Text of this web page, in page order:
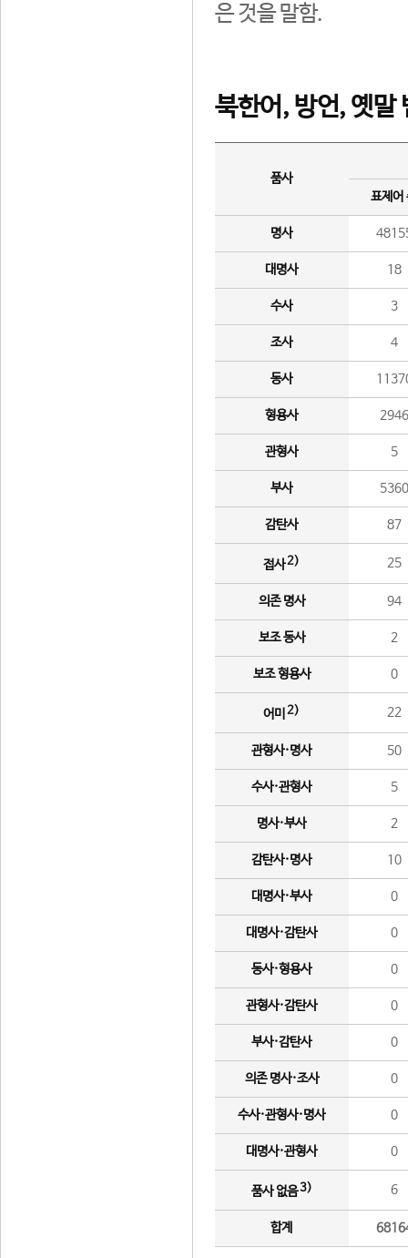
은 것을 말함.
북한어, 방언, 옛말
품사
표제어
명사
대명사 18
수사 3
조사 4
동사
형용사 2946
관형사 5
부사 5360
감탄사 87
접사2) 25
의존 명사 94
보조 동사 2
보조 형용사 0
어미 2) 22
관형사·명사 50
수사·관형사 5
명사·부사 2
감탄사·명사 10
대명사·부사 0
대명사·감탄사 0
동사·형용사 0
관형사·감탄사 0
부사·감탄사 0
의존 명사·조사 0
수사·관형사·명사 0
대명사·관형사 0
품사 없음3) 6
합계